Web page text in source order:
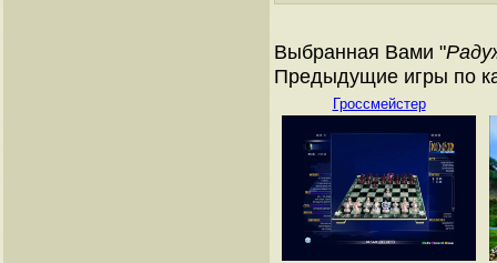
Выбранная Вами "
Предыдущие игры по
Гроссмейстер